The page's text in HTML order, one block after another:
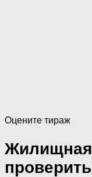
Оцените тираж
Жилищная
проверить